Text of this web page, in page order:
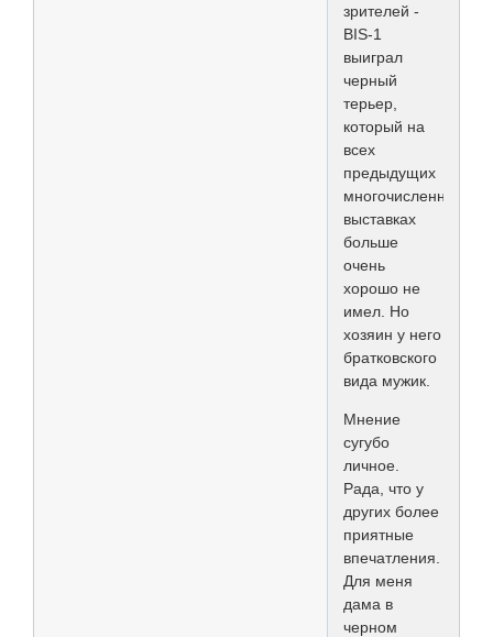
зрителей -
BIS-1
выиграл
черный
терьер,
который на
всех
предыдущих
многочисленных
выставках
больше
очень
хорошо не
имел. Но
хозяин у него
братковского
вида мужик.
Мнение
сугубо
личное.
Рада, что у
других более
приятные
впечатления.
Для меня
дама в
черном